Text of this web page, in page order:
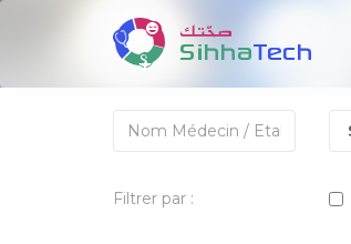
Filtrer par :